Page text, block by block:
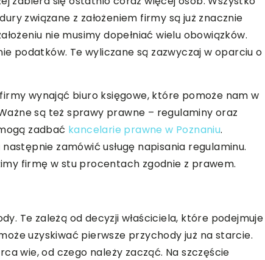
związane z założeniem firmy są już znacznie
nie musimy dopełniać wielu obowiązków.
podatków. Te wyliczane są zazwyczaj w oparciu o
wynająć biuro księgowe, które pomoże nam w
są też sprawy prawne – regulaminy oraz
zadbać kancelarie prawne w Poznaniu.
zamówić usługę napisania regulaminu.
firmę w stu procentach zgodnie z prawem.
Te zależą od decyzji właściciela, które podejmuje
uzyskiwać pierwsze przychody już na starcie.
wie, od czego należy zacząć. Na szczęście